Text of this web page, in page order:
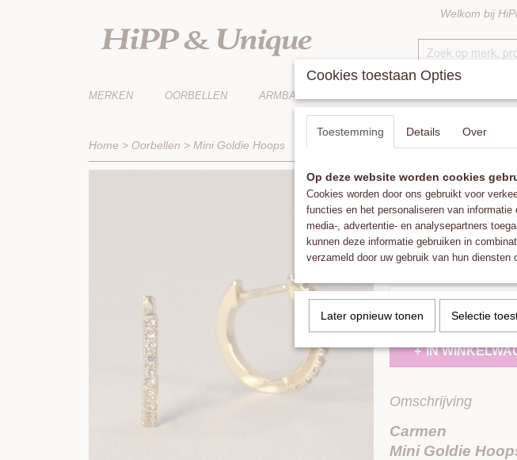
Welkom bij
MERKEN OORBELLEN ARMBANDEN
Home > Oorbellen > Mini Goldie Hoops
Mini Goldie
€ 24,95 (inclusief btw
✓ Op voorraad
IN
Omschrijving
Carmen
Mini Goldie
Cookies toestaan Opties
Toestemming Details Over
Op deze website worden cookies
Cookies worden door ons gebruikt voor
functies en het personaliseren van
media-, advertentie- en analysepartners
kunnen deze informatie gebruiken in
verzameld door uw gebruik van hun diensten
Later opnieuw tonen Selectie